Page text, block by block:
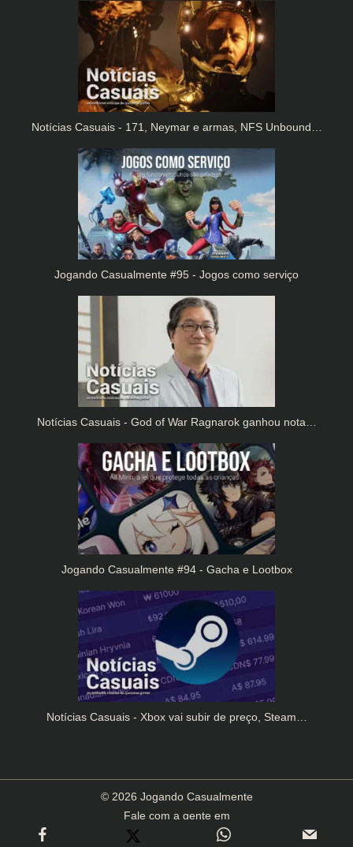
Notícias Casuais - 171, Neymar e armas, NFS Unbound…
Jogando Casualmente #95 - Jogos como serviço
Notícias Casuais - God of War Ragnarok ganhou nota…
Jogando Casualmente #94 - Gacha e Lootbox
Notícias Casuais - Xbox vai subir de preço, Steam…
© 2026 Jogando Casualmente
Fale com a gente em
contato(arroba)jogandocasualmente.com.br